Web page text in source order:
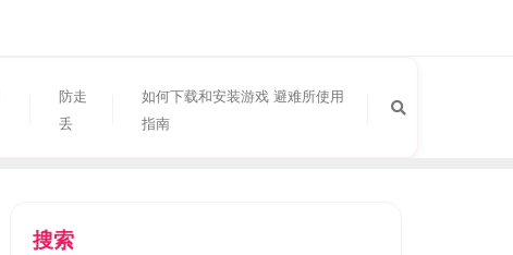
防走
丢
如何下载和安装游戏 避难所使用
指南
搜索